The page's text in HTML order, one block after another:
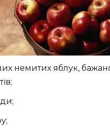
немитих яблук,